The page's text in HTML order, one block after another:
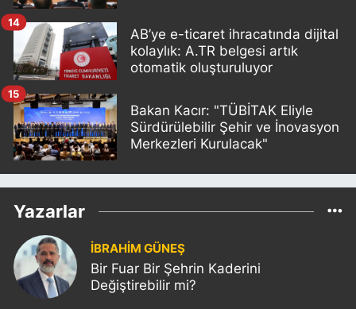
AB’ye e-ticaret ihracatında dijital
kolaylık: A.TR belgesi artık
otomatik oluşturuluyor
14
Bakan Kacır: "TÜBİTAK Eliyle
Sürdürülebilir Şehir ve İnovasyon
Merkezleri Kurulacak"
15
Yazarlar
İBRAHİM GÜNEŞ
Bir Fuar Bir Şehrin Kaderini
Değiştirebilir mi?